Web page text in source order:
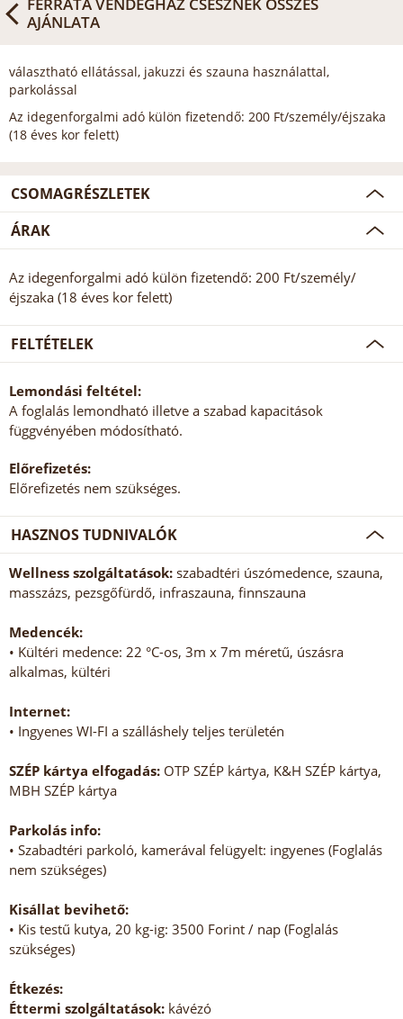
FERRATA VENDÉGHÁZ CSESZNEK ÖSSZES
AJÁNLATA
választható ellátással, jakuzzi és szauna használattal,
parkolással
Az idegenforgalmi adó külön fizetendő: 200 Ft/személy/éjszaka
(18 éves kor felett)
CSOMAGRÉSZLETEK
ÁRAK
Az idegenforgalmi adó külön fizetendő: 200 Ft/személy/
éjszaka (18 éves kor felett)
FELTÉTELEK
Lemondási feltétel:
A foglalás lemondható illetve a szabad kapacitások
függvényében módosítható.
Előrefizetés:
Előrefizetés nem szükséges.
HASZNOS TUDNIVALÓK
Wellness szolgáltatások: szabadtéri úszómedence, szauna,
masszázs, pezsgőfürdő, infraszauna, finnszauna
Medencék:
• Kültéri medence: 22 °C-os, 3m x 7m méretű, úszásra
alkalmas, kültéri
Internet:
• Ingyenes WI-FI a szálláshely teljes területén
SZÉP kártya elfogadás: OTP SZÉP kártya, K&H SZÉP kártya,
MBH SZÉP kártya
Parkolás info:
• Szabadtéri parkoló, kamerával felügyelt: ingyenes (Foglalás
nem szükséges)
Kisállat bevihető:
• Kis testű kutya, 20 kg-ig: 3500 Forint / nap (Foglalás
szükséges)
Étkezés:
Éttermi szolgáltatások: kávézó